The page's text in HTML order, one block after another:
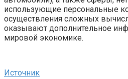
использующие персональные
осуществления сложных
оказывают дополнительное
мировой экономике.
Источник